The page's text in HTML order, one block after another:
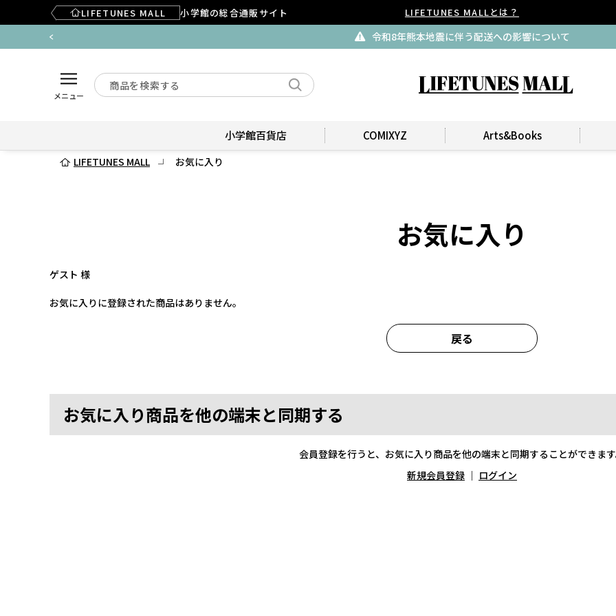
LIFETUNES MALL 小学館の総合通販サイト LIFETUNES MALLとは？
令和8年熊本地震に伴う配送への影響について
メニュー
小学館百貨店 COMIXYZ Arts&Books
LIFETUNES MALL お気に入り
お気に入り
ゲスト 様
お気に入りに登録された商品はありません。
戻る
お気に入り商品を他の端末と同期する
会員登録を行うと、お気に入り商品を他の端末と同期することができま
新規会員登録 ｜ ログイン